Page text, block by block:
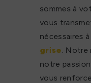
sommes à
vous
nécessaires
grise. Notre
notre
vous